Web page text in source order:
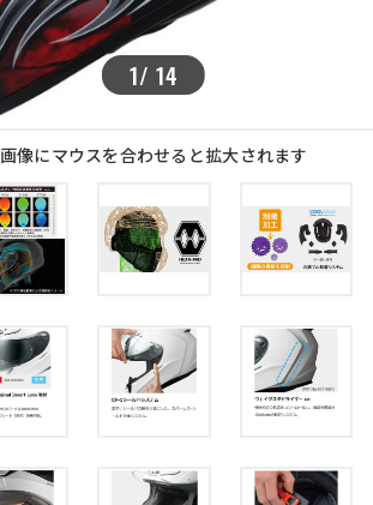
1/14
画像にマウスを合わせると拡大されます